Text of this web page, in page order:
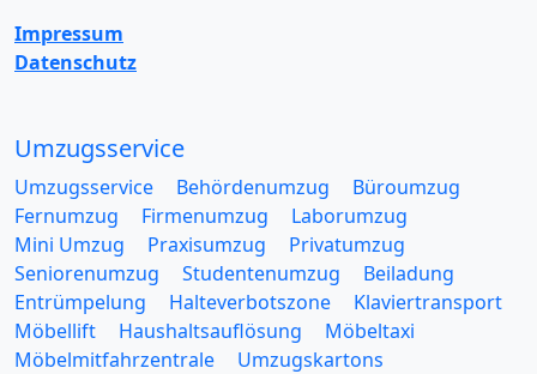
Impressum
Datenschutz
Umzugsservice
Umzugsservice Behördenumzug
Büroumzug
Fernumzug
Firmenumzug
Laborumzug
Mini Umzug
Praxisumzug
Privatumzug
Seniorenumzug
Studentenumzug
Beiladung
Entrümpelung
Halteverbotszone
Klaviertransport
Möbellift
Haushaltsauflösung
Möbeltaxi
Möbelmitfahrzentrale
Umzugskartons